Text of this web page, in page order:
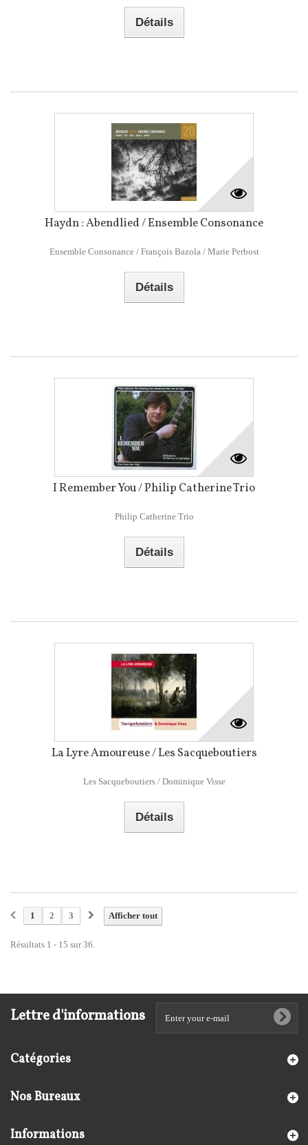
Détails
Haydn : Abendlied / Ensemble Consonance
Ensemble Consonance / François Bazola / Marie Perbost
Détails
I Remember You / Philip Catherine Trio
Philip Catherine Trio
Détails
La Lyre Amoureuse / Les Sacqueboutiers
Les Sacqueboutiers / Dominique Visse
Détails
Afficher tout
1 2 3
Résultats 1 - 15 sur 36.
Lettre d'informations
Catégories
Nos Bureaux
Informations